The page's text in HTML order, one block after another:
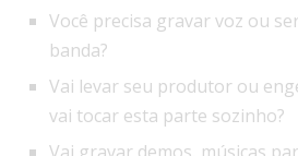
Você precisa gravar voz ou
banda?
Vai levar seu produtor ou
vai tocar esta parte sozinho?